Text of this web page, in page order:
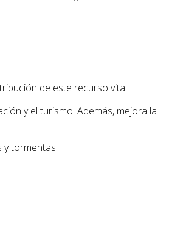
de este recurso vital.
y el turismo. Además, mejora la
y tormentas.